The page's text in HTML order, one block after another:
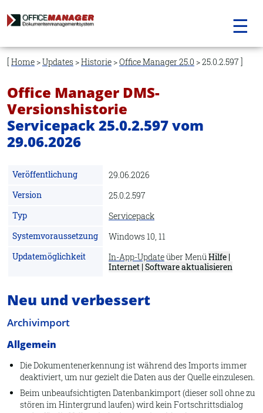
Navigation
überspringen
☰
Home >Updates >Historie >Office Manager 25.0 > 25.0.2.597
Office Manager DMS-
Versionshistorie
Servicepack 25.0.2.597 vom
29.06.2026
Veröffentlichung
29.06.2026
Version
25.0.2.597
Typ
Servicepack
Systemvoraussetzung
Windows 10, 11
Updatemöglichkeit
In-App-Updateüber MenüHilfe |
Internet | Software aktualisieren
Neu und verbessert
Archivimport
Allgemein
Die Dokumentenerkennung ist während des Imports immer
deaktiviert, um nur gezielt die Daten aus der Quelle einzulesen.
Beim unbeaufsichtigten Datenbankimport (dieser soll ohne zu
stören im Hintergrund laufen) wird kein Fortschrittsdialog